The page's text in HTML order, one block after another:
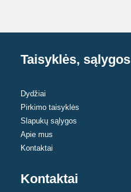
Taisyklės, sąlygos
Dydžiai
Pirkimo taisyklės
Slapukų sąlygos
Apie mus
Kontaktai
Kontaktai